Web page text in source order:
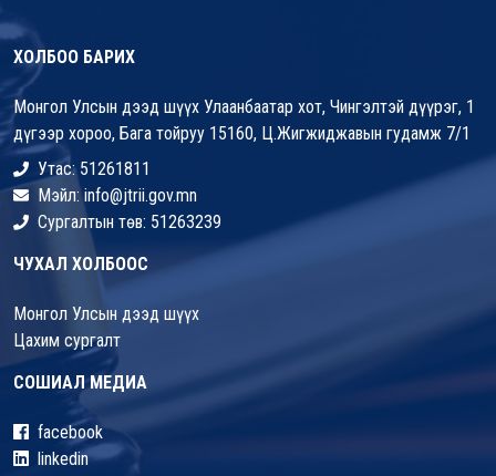
ХОЛБОО БАРИХ
Монгол Улсын дээд шүүх Улаанбаатар хот, Чингэлтэй дүүрэг, 1
дүгээр хороо, Бага тойруу 15160, Ц.Жигжиджавын гудамж 7/1
Утас: 51261811
Мэйл: info@jtrii.gov.mn
Сургалтын төв: 51263239
ЧУХАЛ ХОЛБООС
Монгол Улсын дээд шүүх
Цахим сургалт
СОШИАЛ МЕДИА
facebook
linkedin